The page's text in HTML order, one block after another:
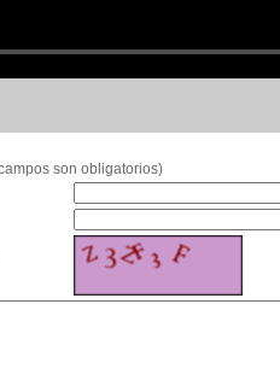
son obligatorios)